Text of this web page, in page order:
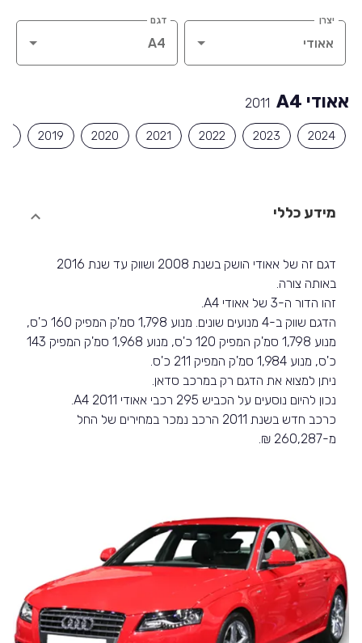
יצרן דגם
אאודי A4 2011
2024
2023
2022
2021
2020
2019
מידע כללי
דגם זה של אאודי הושק בשנת 2008 ושווק עד שנת 2016
באותה צורה.
זהו הדור ה-3 של אאודי A4.
הדגם שווק ב-4 מנועים שונים. מנוע 1,798 סמ'ק המפיק 160 כ'ס,
מנוע 1,798 סמ'ק המפיק 120 כ'ס, מנוע 1,968 סמ'ק המפיק 143
כ'ס, מנוע 1,984 סמ'ק המפיק 211 כ'ס.
ניתן למצוא את הדגם רק במרכב סדאן.
נכון להיום נוסעים על הכביש 295 רכבי אאודי A4 2011.
כרכב חדש בשנת 2011 הרכב נמכר במחירים של החל
מ-260,287 ₪.